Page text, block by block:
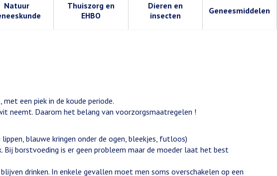
kinderen categorie
Vitaliteit 50+ categorie
Natuur
Toon submenu voor Natuur geneeskunde categorie
Thuiszorg en
EHBO
Toon submenu voor Thuiszorg en EHBO categorie
Dieren en
insectenToon submenu voor Dieren
Geneesmiddelen
Toon
een piek in de koude periode.
neemt. Daarom het belang van voorzorgsmaatregelen !
blauwe kringen onder de ogen, bleekjes, futloos)
borstvoeding is er geen probleem maar de moeder laat het best
drinken. In enkele gevallen moet men soms overschakelen op een